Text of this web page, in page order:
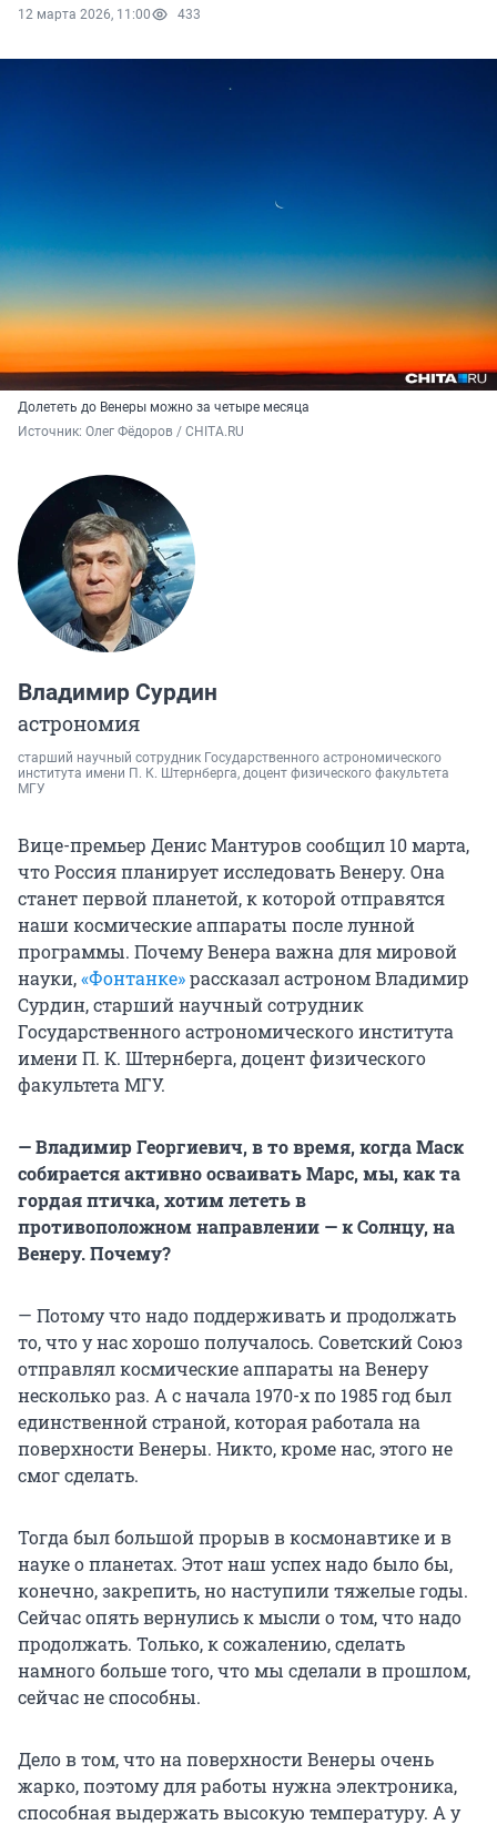
12 марта 2026, 11:00 433
Долететь до Венеры можно за четыре месяца
Источник: Олег Фёдоров / CHITA.RU
Владимир Сурдин
астрономия
старший научный сотрудник Государственного астрономического
института имени П. К. Штернберга, доцент физического факультета
МГУ
Вице-премьер Денис Мантуров сообщил 10 марта,
что Россия планирует исследовать Венеру. Она
станет первой планетой, к которой отправятся
наши космические аппараты после лунной
программы. Почему Венера важна для мировой
науки,«Фонтанке»рассказал астроном Владимир
Сурдин, старший научный сотрудник
Государственного астрономического института
имени П. К. Штернберга, доцент физического
факультета МГУ.
— Владимир Георгиевич, в то время, когда Маск
собирается активно осваивать Марс, мы, как та
гордая птичка, хотим лететь в
противоположном направлении — к Солнцу, на
Венеру. Почему?
— Потому что надо поддерживать и продолжать
то, что у нас хорошо получалось. Советский Союз
отправлял космические аппараты на Венеру
несколько раз. А с начала 1970-х по 1985 год был
единственной страной, которая работала на
поверхности Венеры. Никто, кроме нас, этого не
смог сделать.
Тогда был большой прорыв в космонавтике и в
науке о планетах. Этот наш успех надо было бы,
конечно, закрепить, но наступили тяжелые годы.
Сейчас опять вернулись к мысли о том, что надо
продолжать. Только, к сожалению, сделать
намного больше того, что мы сделали в прошлом,
сейчас не способны.
Дело в том, что на поверхности Венеры очень
жарко, поэтому для работы нужна электроника,
способная выдержать высокую температуру. А у